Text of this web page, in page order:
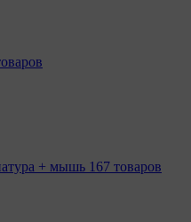
+ мышь 167 товаров